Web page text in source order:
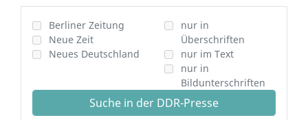
Berliner Zeitung
Neue Zeit
Neues Deutschland
nur in
Überschriften
nur im Text
nur in
Bildunterschriften
Suche in der DDR-Presse